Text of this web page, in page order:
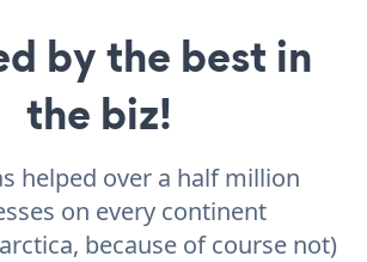
by the best in
the biz!
helped over a half million
on every continent
because of course not)